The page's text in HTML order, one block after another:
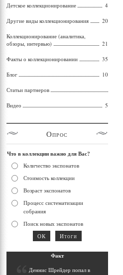
Детское коллекционирование 4
Другие виды коллекционирования 20
Коллекционирование (аналитика,
обзоры, интервью)
21
Факты о коллекционировании 35
Блог 10
Статьи партнеров
Видео 5
Опрос
Что в коллекции важно для Вас?
Количество экспонатов
Стоимость коллекции
Возраст экспонатов
Процесс систематизации
собрания
Поиск новых экспонатов
Факт
Деннис Шрейдер попал в